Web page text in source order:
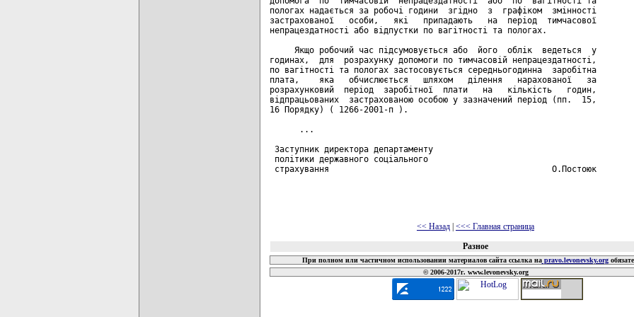
пологах надається за робочі години  згідно  з  графіком  змінності
застрахованої   особи,   які   припадають   на  період  тимчасової
непрацездатності або відпустки по вагітності та пологах.
     Якщо робочий час підсумовується або  його  облік  ведеться  у
годинах,  для  розрахунку допомоги по тимчасовій непрацездатності,
по вагітності та пологах застосовується середньогодинна  заробітна
плата,    яка   обчислюється   шляхом   ділення   нарахованої   за
розрахунковий  період  заробітної  плати   на   кількість   годин,
відпрацьованих  застрахованою особою у зазначений період (пп.  15,
16 Порядку) ( 1266-2001-п ).
      ...
Заступник директора департаменту
політики державного соціального
страхування                                             О.Постоюк
<< Назад | <<< Главная страница
Разное
При полном или частичном использовании материалов сайта ссылка наpravo.levonevsky.org
© 2006-2017г. www.levonevsky.org